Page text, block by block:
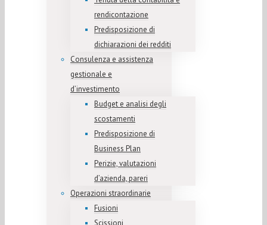
rendicontazione
Predisposizione di
dichiarazioni dei redditi
Consulenza e assistenza
gestionale e
d’investimento
Budget e analisi degli
scostamenti
Predisposizione di
Business Plan
Perizie, valutazioni
d’azienda, pareri
Operazioni straordinarie
Fusioni
Scissioni